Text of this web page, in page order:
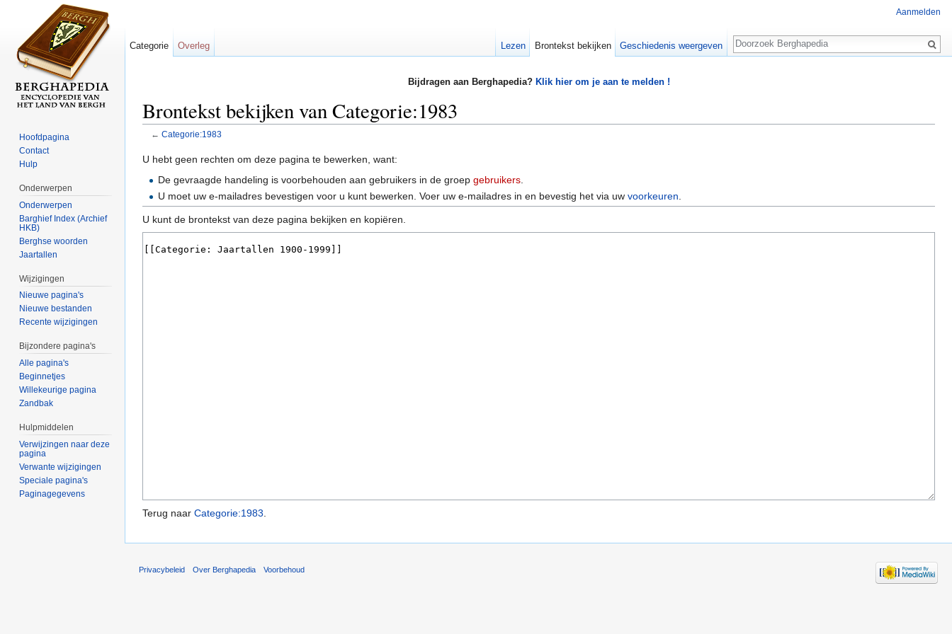
Bijdragen aan Berghapedia? Klik hier om je aan te melden !
Brontekst bekijken van Categorie:1983
← Categorie:1983
U hebt geen rechten om deze pagina te bewerken, want:
De gevraagde handeling is voorbehouden aan gebruikers in de groepgebruikers
U moet uw e-mailadres bevestigen voor u kunt bewerken. Voer uw e-mailadres in en bevestig het via uwvoorkeuren
U kunt de brontekst van deze pagina bekijken en kopiëren.
Terug naar Categorie:1983.
Aanmelden
Categorie Overleg Lezen Brontekst bekijken Geschiedenis weergeven
Zoeken
Hoofdpagina
Contact
Hulp
Onderwerpen
Onderwerpen
Barghief Index (Archief
HKB)
Berghse woorden
Jaartallen
Wijzigingen
Nieuwe pagina's
Nieuwe bestanden
Recente wijzigingen
Bijzondere pagina's
Alle pagina's
Beginnetjes
Willekeurige pagina
Zandbak
Hulpmiddelen
Verwijzingen naar deze
pagina
Verwante wijzigingen
Speciale pagina's
Paginagegevens
Privacybeleid Over Berghapedia Voorbehoud